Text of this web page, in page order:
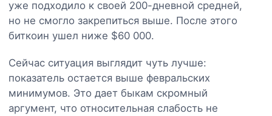
уже подходило к своей 200-дневной средней,
но не смогло закрепиться выше. После этого
биткоин ушел ниже $60 000.
Сейчас ситуация выглядит чуть лучше:
показатель остается выше февральских
минимумов. Это дает быкам скромный
аргумент, что относительная слабость не